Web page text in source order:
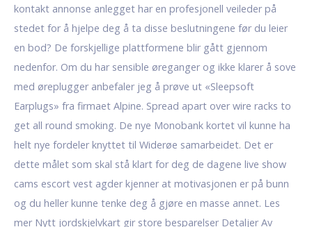
kontakt annonse anlegget har en profesjonell veileder på
stedet for å hjelpe deg å ta disse beslutningene før du leier
en bod? De forskjellige plattformene blir gått gjennom
nedenfor. Om du har sensible øreganger og ikke klarer å sove
med øreplugger anbefaler jeg å prøve ut «Sleepsoft
Earplugs» fra firmaet Alpine. Spread apart over wire racks to
get all round smoking. De nye Monobank kortet vil kunne ha
helt nye fordeler knyttet til Widerøe samarbeidet. Det er
dette målet som skal stå klart for deg de dagene live show
cams escort vest agder kjenner at motivasjonen er på bunn
og du heller kunne tenke deg å gjøre en masse annet. Les
mer Nytt jordskjelvkart gir store besparelser Detaljer Av